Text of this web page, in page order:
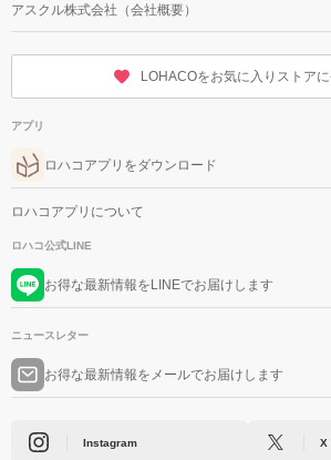
アスクル株式会社（会社概要）
LOHACOをお気に入りストア
アプリ
ロハコアプリをダウンロード
ロハコアプリについて
ロハコ公式LINE
お得な最新情報をLINEでお届けします
ニュースレター
お得な最新情報をメールでお届けします
Instagram X